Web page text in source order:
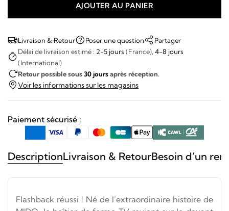
Mido
-
MULTIFORT
TV
BIG
AJOUTER AU PANIER
Livraison & Retour Poser une question
Partager
Délai de livraison estimé : 2-5 jours (France), 4-8 jours
(International)
Retour possible sous30 joursaprès réception.
Voir les informations sur les magasins
Paiement sécurisé :
DescriptionLivraison & RetourBesoin d’un
Flashback réussi ! Né de l’extraordinaire histoire de